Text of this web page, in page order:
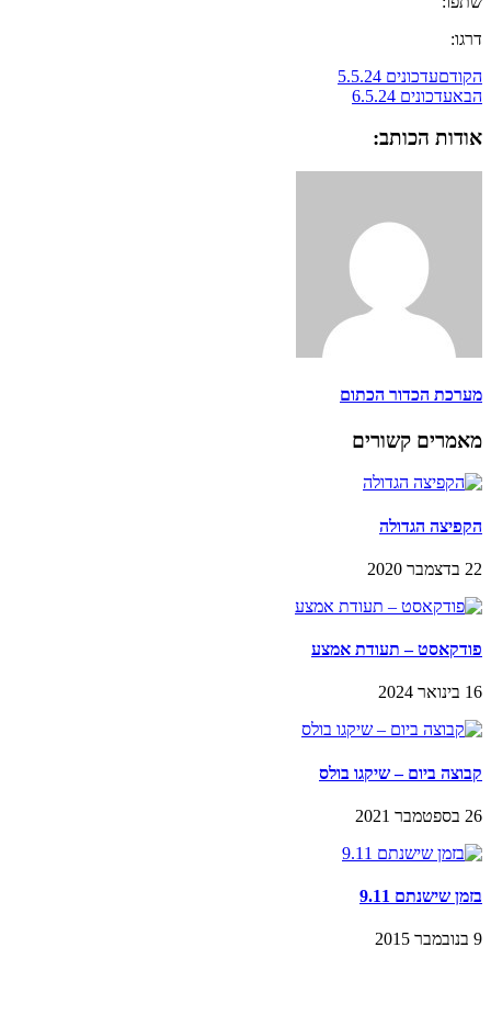
דרגו:
הקודםעדכונים 5.5.24
הבאעדכונים 6.5.24
אודות הכותב:
מערכת הכדור הכתום
מאמרים קשורים
הקפיצה הגדולה
22 בדצמבר 2020
פודקאסט – תעודת אמצע
16 בינואר 2024
קבוצה ביום – שיקגו בולס
26 בספטמבר 2021
בזמן שישנתם 9.11
9 בנובמבר 2015